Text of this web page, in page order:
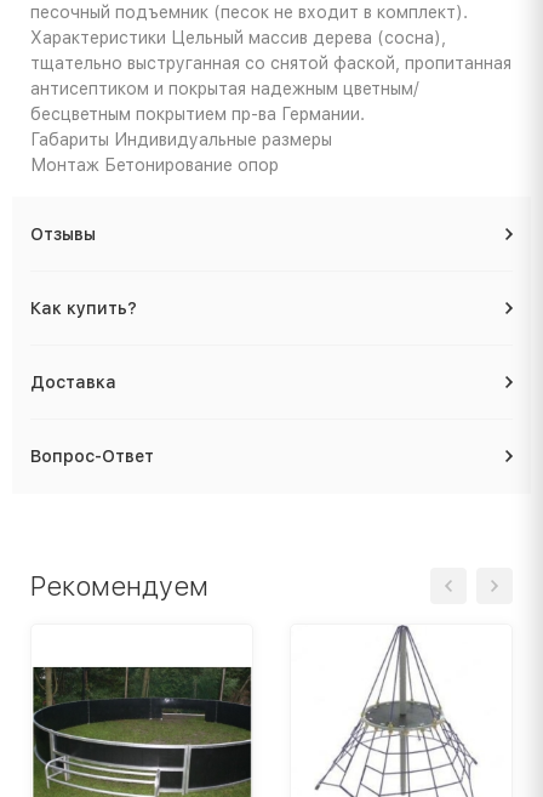
песочный подъемник (песок не входит в комплект).
Характеристики Цельный массив дерева (сосна),
тщательно выструганная со снятой фаской, пропитанная
антисептиком и покрытая надежным цветным/
бесцветным покрытием пр-ва Германии.
Габариты Индивидуальные размеры
Монтаж Бетонирование опор
Отзывы
Как купить?
Доставка
Вопрос-Ответ
Рекомендуем